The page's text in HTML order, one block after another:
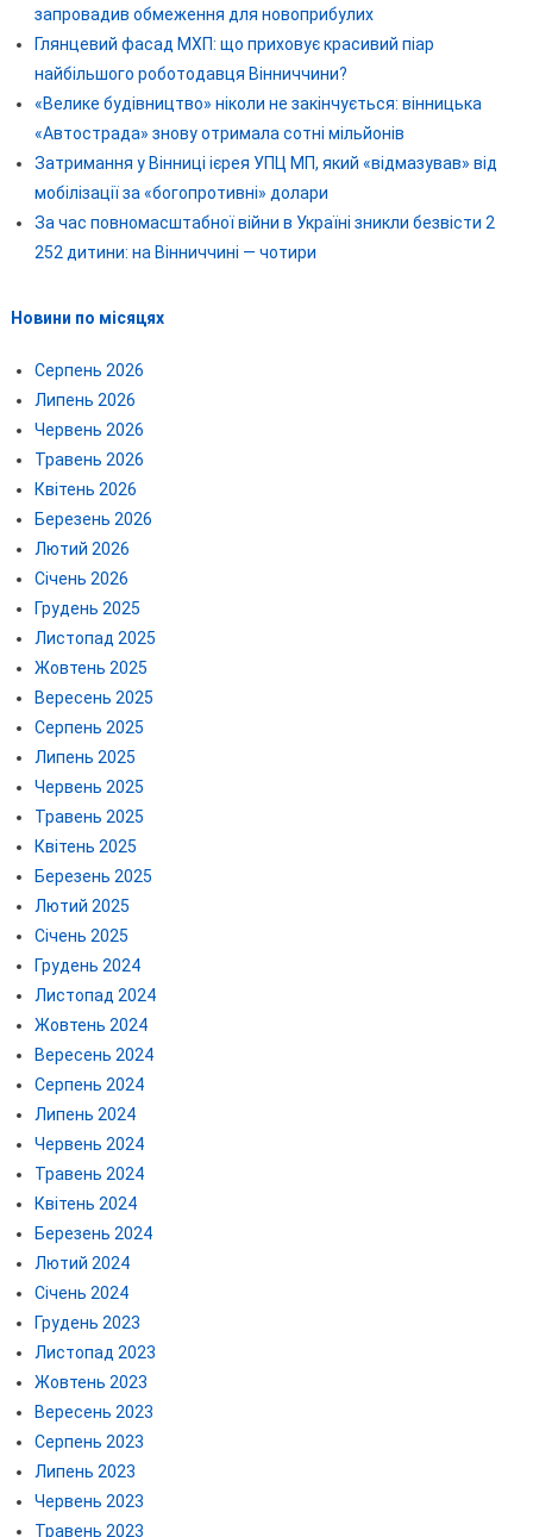
запровадив обмеження для новоприбулих
Глянцевий фасад МХП: що приховує красивий піар
найбільшого роботодавця Вінниччини?
«Велике будівництво» ніколи не закінчується: вінницька
«Автострада» знову отримала сотні мільйонів
Затримання у Вінниці ієрея УПЦ МП, який «відмазував» від
мобілізації за «богопротивні» долари
За час повномасштабної війни в Україні зникли безвісти 2
252 дитини: на Вінниччині — чотири
Новини по місяцях
Серпень 2026
Липень 2026
Червень 2026
Травень 2026
Квітень 2026
Березень 2026
Лютий 2026
Січень 2026
Грудень 2025
Листопад 2025
Жовтень 2025
Вересень 2025
Серпень 2025
Липень 2025
Червень 2025
Травень 2025
Квітень 2025
Березень 2025
Лютий 2025
Січень 2025
Грудень 2024
Листопад 2024
Жовтень 2024
Вересень 2024
Серпень 2024
Липень 2024
Червень 2024
Травень 2024
Квітень 2024
Березень 2024
Лютий 2024
Січень 2024
Грудень 2023
Листопад 2023
Жовтень 2023
Вересень 2023
Серпень 2023
Липень 2023
Червень 2023
Травень 2023